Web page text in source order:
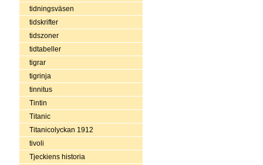
tidningsväsen
tidskrifter
tidszoner
tidtabeller
tigrar
tigrinja
tinnitus
Tintin
Titanic
Titanicolyckan 1912
tivoli
Tjeckiens historia